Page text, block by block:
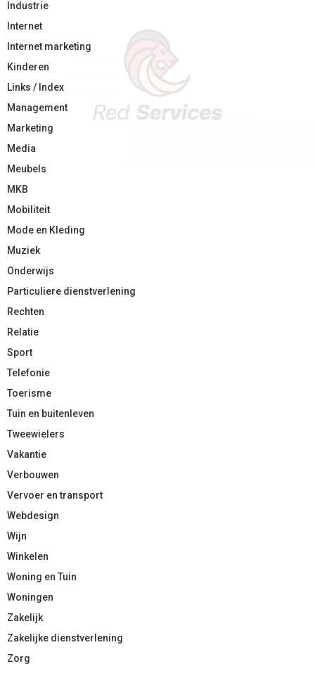
Industrie
Internet
Internet marketing
Kinderen
Links / Index
Management
Marketing
Media
Meubels
MKB
Mobiliteit
Mode en Kleding
Muziek
Onderwijs
Particuliere dienstverlening
Rechten
Relatie
Sport
Telefonie
Toerisme
Tuin en buitenleven
Tweewielers
Vakantie
Verbouwen
Vervoer en transport
Webdesign
Wijn
Winkelen
Woning en Tuin
Woningen
Zakelijk
Zakelijke dienstverlening
Zorg